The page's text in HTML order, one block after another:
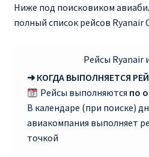
Ryanair Польша
RYANAIR ПОРТУГАЛИЯ
RYANAIR ПОСАДОЧНЫЙ ТАЛОН
Ryanair Россия
Ниже под поисковиком
полный список рейсов Ryanair
Рейсы Ryanair
➜ КОГДА ВЫПОЛНЯЕТСЯ
Рейсы выполняются по
В календаре (при поиске)
авиакомпания выполняет
точкой